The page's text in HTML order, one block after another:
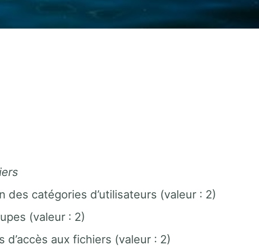
catégories d’utilisateurs (valeur : 2)
(valeur : 2)
aux fichiers (valeur : 2)